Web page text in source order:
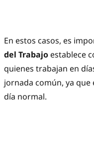
En estos casos, es
del Trabajo establece
quienes trabajan en
jornada común, ya que
día normal.